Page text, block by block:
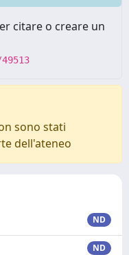
citare o creare un
sono stati
dell'ateneo
ND
ND